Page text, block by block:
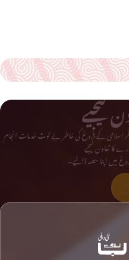
کیجیے
فکر اسلامی کے فروغ کی خاطر بے لوث خدمات انجام
تعاون کیجیے
میں اپنا حصہ ڈالیے۔